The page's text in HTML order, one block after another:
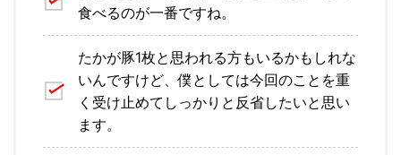
食べるのが一番ですね。
たかが豚1枚と思われる方もいるかもしれな
いんですけど、僕としては今回のことを重
く受け止めてしっかりと反省したいと思い
ます。